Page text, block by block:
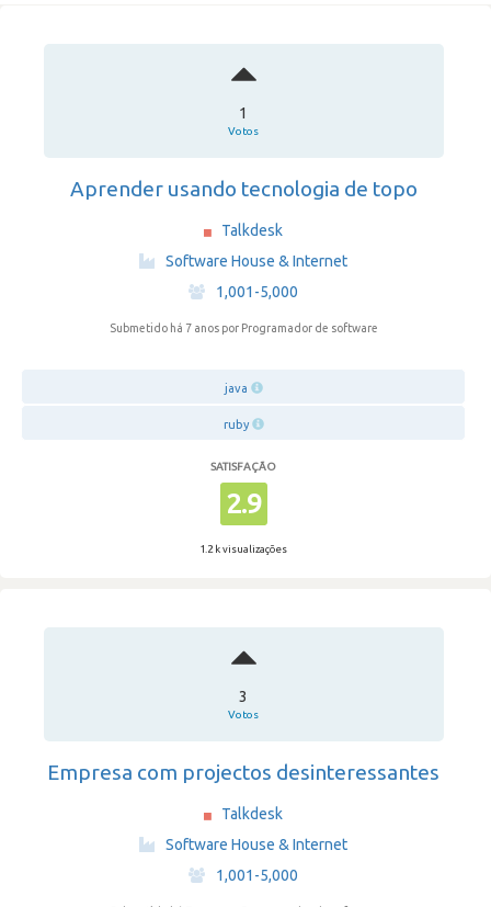
1
Votos
Aprender usando tecnologia de topo
Talkdesk
Software House & Internet
·
1,001-5,000
Submetido há 7 anos por Programador de software
java
ruby
SATISFAÇÃO
2.9
1.2 k visualizações
3
Votos
Empresa com projectos desinteressantes
Talkdesk
Software House & Internet
·
1,001-5,000